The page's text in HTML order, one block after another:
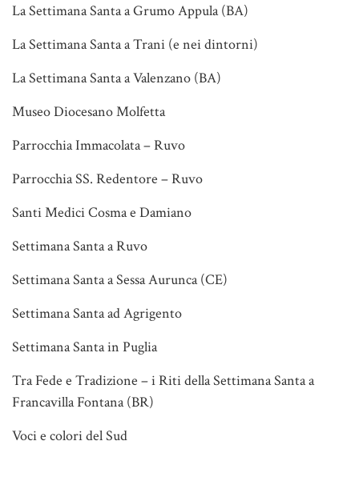
La Settimana Santa a Grumo Appula (BA)
La Settimana Santa a Trani (e nei dintorni)
La Settimana Santa a Valenzano (BA)
Museo Diocesano Molfetta
Parrocchia Immacolata – Ruvo
Parrocchia SS. Redentore – Ruvo
Santi Medici Cosma e Damiano
Settimana Santa a Ruvo
Settimana Santa a Sessa Aurunca (CE)
Settimana Santa ad Agrigento
Settimana Santa in Puglia
Tra Fede e Tradizione – i Riti della Settimana Santa a
Francavilla Fontana (BR)
Voci e colori del Sud